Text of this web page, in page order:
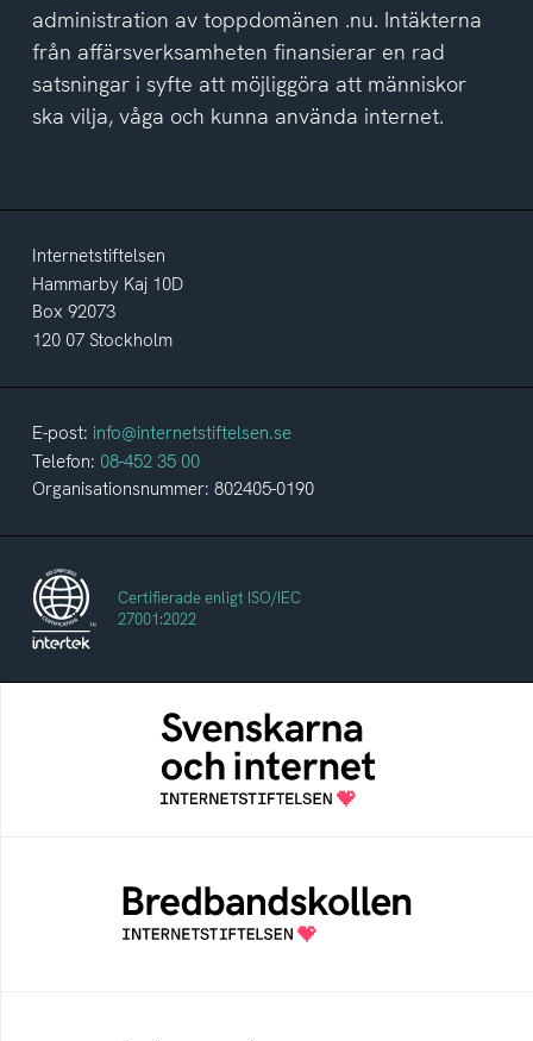
administration av toppdomänen .nu. Intäkterna
från affärsverksamheten finansierar en rad
satsningar i syfte att möjliggöra att människor
ska vilja, våga och kunna använda internet.
Internetstiftelsen
Hammarby Kaj 10D
Box 92073
120 07 Stockholm
E-post: info@internetstiftelsen.se
Telefon: 08-452 35 00
Organisationsnummer: 802405-0190
Certifierade enligt ISO/IEC
27001:2022
Svenskarna och internet
En årlig studie av svenska folkets
internetvanor
Bredbandskollen är ett oberoende
konsumentverktyg som drivs av
Internetstiftelsen